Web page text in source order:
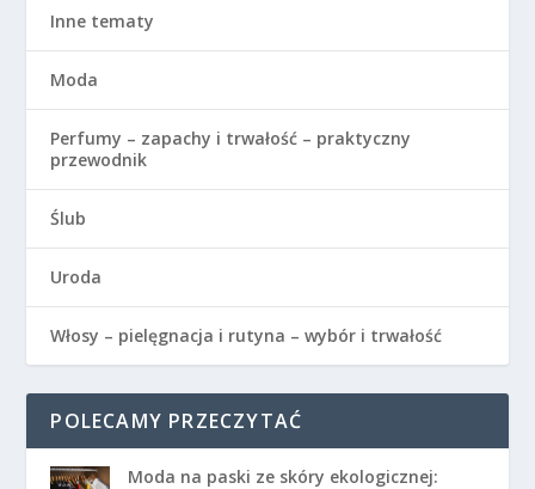
Inne tematy
Moda
Perfumy – zapachy i trwałość – praktyczny
przewodnik
Ślub
Uroda
Włosy – pielęgnacja i rutyna – wybór i trwałość
POLECAMY PRZECZYTAĆ
Moda na paski ze skóry ekologicznej: